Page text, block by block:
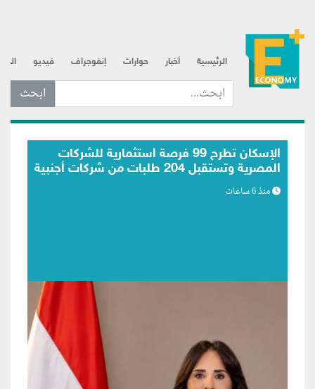
الرئيسية أخبار حوارات إنفوجراف فيديو
ابحث عن... :
الرقابة المالية تعدّل ضوابط التمويل بالعملة
الأجنبية لأنشطة التخصيم والتأجير التمويلي
منذ 6 ساعات